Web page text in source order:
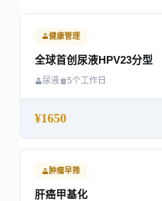
健康管理
全球首创尿液HPV23分型
尿液 5个工作日
¥1650
肿瘤早筛
肝癌甲基化